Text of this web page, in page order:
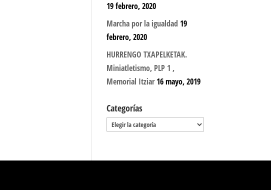
19 febrero, 2020
Marcha por la igualdad 19
febrero, 2020
HURRENGO TXAPELKETAK.
Miniatletismo, PLP 1 ,
Memorial Itziar 16 mayo, 2019
Categorías
Categorías